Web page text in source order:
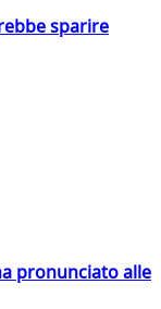
sparire
pronunciato alle